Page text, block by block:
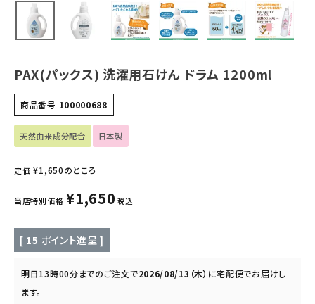
美容・コスメ・香水
衛生用品
日用品雑貨
フェムケア
インナー・下着・ナイトウェア
フード・ドリンク
ブランド
PAX(パックス) 洗濯用石けん ドラム 1200ml
商品番号 100000688
天然由来成分配合 日本製
定価 ¥1,650のところ
当店特別価格 ¥1,650 税込
[ 15 ポイント進呈 ]
明日13時00分までのご注文で2026/08/13（木） に宅配便でお届けし
ます。